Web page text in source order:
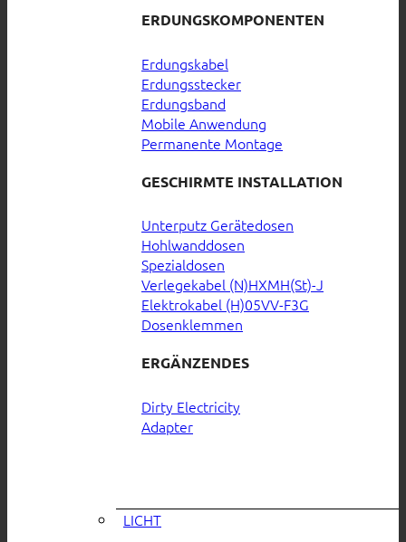
ERDUNGSKOMPONENTEN
Erdungskabel
Erdungsstecker
Erdungsband
Mobile Anwendung
Permanente Montage
GESCHIRMTE INSTALLATION
Unterputz Gerätedosen
Hohlwanddosen
Spezialdosen
Verlegekabel (N)HXMH(St)-J
Elektrokabel (H)05VV-F3G
Dosenklemmen
ERGÄNZENDES
Dirty Electricity
Adapter
LICHT